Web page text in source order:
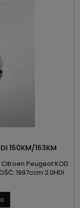
150KM/163KM
Peugeot KOD
1997ccm 2.0HDI
Od 2009r
cieczą